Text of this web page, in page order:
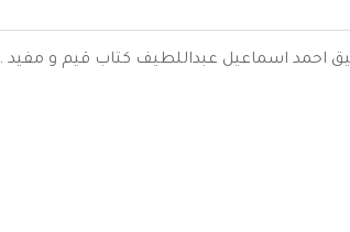
احمد اسماعيل عبداللطيف كتاب قيم و مفيد .